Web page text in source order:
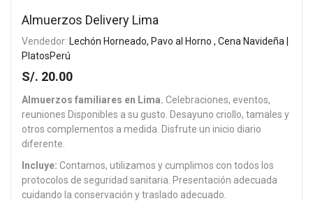
Almuerzos Delivery Lima
Vendedor: Lechón Horneado, Pavo al Horno , Cena Navideña |
PlatosPerú
S/. 20.00
Almuerzos familiares en Lima. Celebraciones, eventos,
reuniones Disponibles a su gusto. Desayuno criollo, tamales y
otros complementos a medida. Disfrute un inicio diario
diferente.
Incluye: Contamos, utilizamos y cumplimos con todos los
protocolos de seguridad sanitaria. Presentación adecuada
cuidando la conservación y traslado adecuado.